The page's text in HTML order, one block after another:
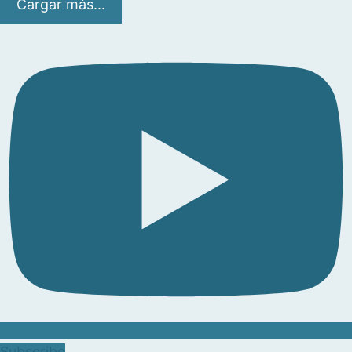
Cargar más...